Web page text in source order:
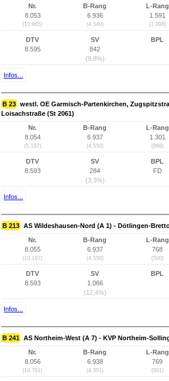
Nr.
8.053
(13.865)
B-Rang
6.936
(4.549)
L-Rang
1.591
(1.008)
DTV
8.595
SV
842
(9,8%)
BPL
Infos...
B 23 westl. OE Garmisch-Partenkirchen,
Loisachstraße (St 2061)
Nr.
8.054
(5.187)
B-Rang
6.937
(4.550)
L-Rang
1.301
(888)
DTV
8.593
SV
284
(3,3%)
BPL
FD
Infos...
B 213 AS Wildeshausen-Nord (A 1) - Dötlingen-
Nr.
8.055
(10.167)
B-Rang
6.937
(4.550)
L-Rang
768
(500)
DTV
8.593
SV
1.066
(12,4%)
BPL
Infos...
B 241 AS Northeim-West (A 7) - KVP Northeim-
Nr.
8.056
(10.761)
B-Rang
6.938
(4.551)
L-Rang
769
(501)